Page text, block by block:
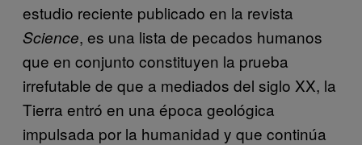
estudio reciente publicado en la revista
Science, es una lista de pecados humanos
que en conjunto constituyen la prueba
irrefutable de que a mediados del siglo XX, la
Tierra entró en una época geológica
impulsada por la humanidad y que continúa